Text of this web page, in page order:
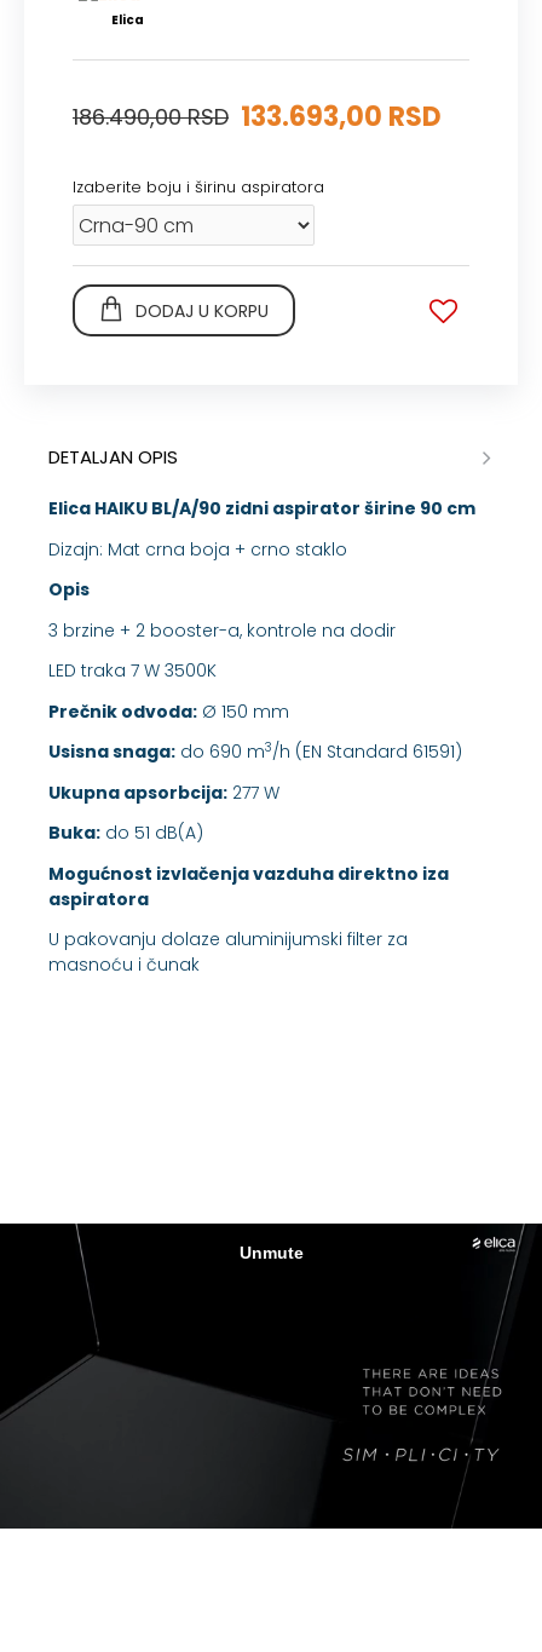
Elica
133.693,00 RSD
186.490,00 RSD
Izaberite boju i širinu aspiratora
DODAJ U KORPU
DETALJAN OPIS
Elica HAIKU BL/A/90 zidni aspirator širine 90 cm
Dizajn: Mat crna boja + crno staklo
Opis
3 brzine + 2 booster-a, kontrole na dodir
LED traka 7 W 3500K
Prečnik odvoda: Ø 150 mm
Usisna snaga: do 690 m3/h (EN Standard 61591)
Ukupna apsorbcija: 277 W
Buka: do 51 dB(A)
Mogućnost izvlačenja vazduha direktno iza
aspiratora
U pakovanju dolaze aluminijumski filter za
masnoću i čunak